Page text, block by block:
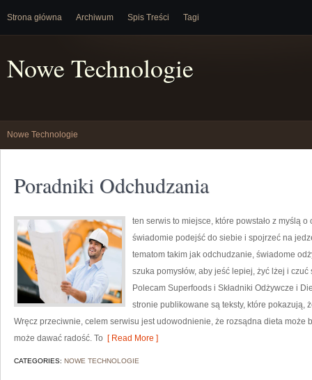
Strona główna Archiwum Spis Treści Tagi
Nowe Technologie
Nowe Technologie
Poradniki Odchudzania
ten serwis to miejsce, które powstało z myślą
świadomie podejść do siebie i spojrzeć na
tematom takim jak odchudzanie, świadome
szuka pomysłów, aby jeść lepiej, żyć lżej i
Polecam Superfoods i Składniki Odżywcze i
stronie publikowane są teksty, które pokazują,
Wręcz przeciwnie, celem serwisu jest udowodnienie, że rozsądna dieta może
może dawać radość. To [ Read More ]
CATEGORIES: NOWE TECHNOLOGIE